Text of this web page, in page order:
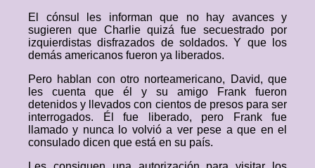
El cónsul les informan que no hay avances y
sugieren que Charlie quizá fue secuestrado por
izquierdistas disfrazados de soldados. Y que los
demás americanos fueron ya liberados.
Pero hablan con otro norteamericano, David, que
les cuenta que él y su amigo Frank fueron
detenidos y llevados con cientos de presos para ser
interrogados. Él fue liberado, pero Frank fue
llamado y nunca lo volvió a ver pese a que en el
consulado dicen que está en su país.